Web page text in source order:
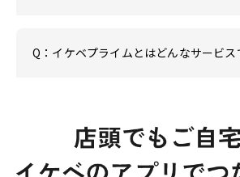
Q：イケベプライムとはどんなサービス